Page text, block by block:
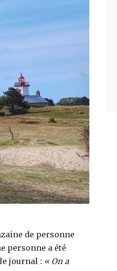
de personne
personne a été
journal : « On a